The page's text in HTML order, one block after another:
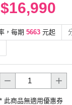
$16,990
，每期 5663 元起
* 此商品無適用優惠券